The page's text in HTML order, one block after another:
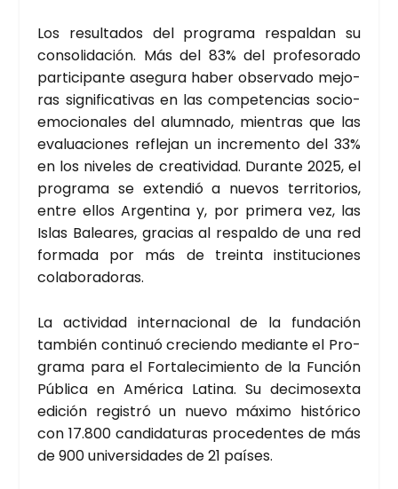
Los resul­ta­dos del pro­gra­ma res­pal­dan su
con­so­li­da­ción. Más del 83% del pro­fe­so­ra­do
par­ti­ci­pan­te ase­gu­ra haber obser­va­do mejo­
ras sig­ni­fi­ca­ti­vas en las com­pe­ten­cias socio­
emo­cio­na­les del alum­na­do, mien­tras que las
eva­lua­cio­nes refle­jan un incre­men­to del 33%
en los nive­les de crea­ti­vi­dad. Duran­te 2025, el
pro­gra­ma se exten­dió a nue­vos terri­to­rios,
entre ellos Argen­ti­na y, por pri­me­ra vez, las
Islas Balea­res, gra­cias al res­pal­do de una red
for­ma­da por más de trein­ta ins­ti­tu­cio­nes
cola­bo­ra­do­ras.
La acti­vi­dad inter­na­cio­nal de la fun­da­ción
tam­bién con­ti­nuó cre­cien­do median­te el Pro­
gra­ma para el For­ta­le­ci­mien­to de la Fun­ción
Públi­ca en Amé­ri­ca Lati­na. Su deci­mo­sex­ta
edi­ción regis­tró un nue­vo máxi­mo his­tó­ri­co
con 17.800 can­di­da­tu­ras pro­ce­den­tes de más
de 900 uni­ver­si­da­des de 21 paí­ses.